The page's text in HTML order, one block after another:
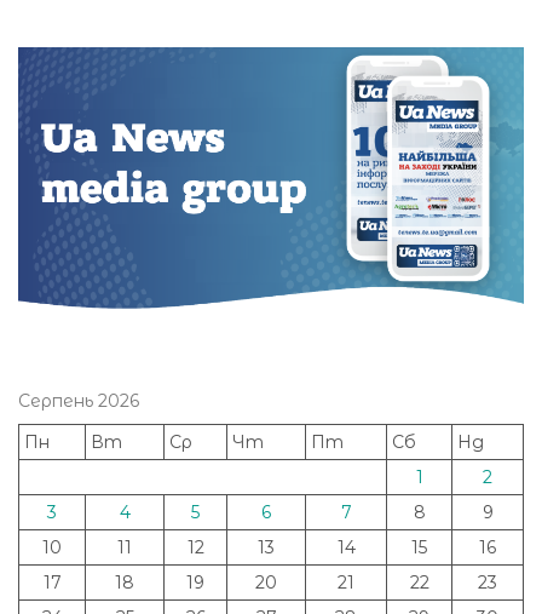
Серпень 2026
Пн
Вт Ср Чт Пт Сб
Нд
1
2
3
4 5 6 7 8
9
10
11 12 13 14 15
16
17
18 19 20 21 22
23